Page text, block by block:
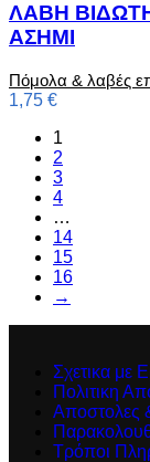
ΛΑΒΗ
ΑΣΗΜΙ
Πόμολα & λαβές
1,75 €
1
2
3
4
…
14
15
16
→
Σχετικα με
Πολιτικη
Αποστολες
Τρόποι